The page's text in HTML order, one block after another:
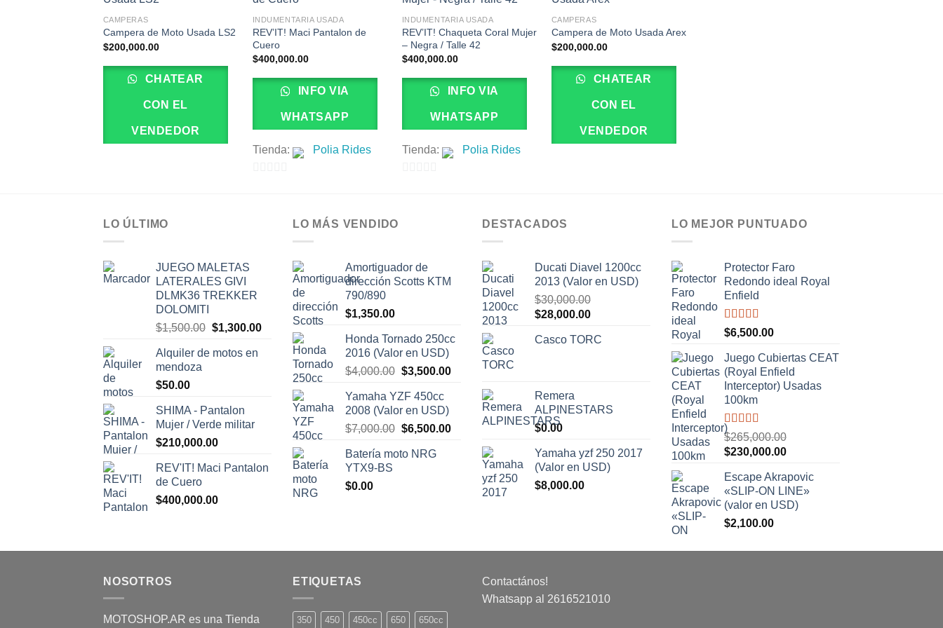
CAMPERAS
Campera de Moto Usada LS2
$200,000.00
CHATEAR
CON EL
VENDEDOR
INDUMENTARIA USADA
REV’IT! Maci Pantalon de
Cuero
$400,000.00
INFO VIA
WHATSAPP
Tienda: Polia Rides
INDUMENTARIA USADA
REV’IT! Chaqueta Coral Mujer
– Negra / Talle 42
$400,000.00
INFO VIA
WHATSAPP
Tienda: Polia Rides
CAMPERAS
Campera de Moto Usada Arex
$200,000.00
CHATEAR
CON EL
VENDEDOR
LO ÚLTIMO
JUEGO MALETAS
LATERALES GIVI
DLMK36 TREKKER
DOLOMITI
$1,500.00 El
original
$1,300.00El
$1,300.00.
Alquiler de motos en
mendoza
$50.00
SHIMA - Pantalon
Mujer / Verde militar
$210,000.00
REV'IT! Maci Pantalon
de Cuero
$400,000.00
LO MÁS VENDIDO
Amortiguador de
dirección Scotts KTM
790/890
$1,350.00
Honda Tornado 250cc
2016 (Valor en USD)
$4,000.00 El
original
era:
$4,000.00.
$3,500.00El
$3,500.00.
Yamaha YZF 450cc
2008 (Valor en USD)
$7,000.00 El
original
$6,500.00El
$6,500.00.
Batería moto NRG
YTX9-BS
$0.00
DESTACADOS
Ducati Diavel 1200cc
2013 (Valor en USD)
$30,000.00
El
original
$28,000.00El
actual
Casco TORC
Remera
ALPINESTARS
$0.00
Yamaha yzf 250 2017
(Valor en USD)
$8,000.00
LO MEJOR PUNTUADO
Protector Faro
Redondo ideal Royal
Enfield
Valorado
con
5
$6,500.00
Juego Cubiertas CEAT
(Royal Enfield
Interceptor) Usadas
100km
Valorado
con5.00de
5
$265,000.00
El
original
era:
$265,000.00.
$230,000.00El
actual
es:
$230,000.00.
Escape Akrapovic
«SLIP-ON LINE»
(valor en USD)
$2,100.00
NOSOTROS
MOTOSHOP.AR es una Tienda
ETIQUETAS
350 450 450cc 650 650cc
Contactános!
Whatsapp al 2616521010